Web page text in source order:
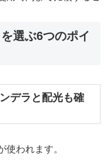
選ぶ6つのポイ
デラと配光も確
使われます。